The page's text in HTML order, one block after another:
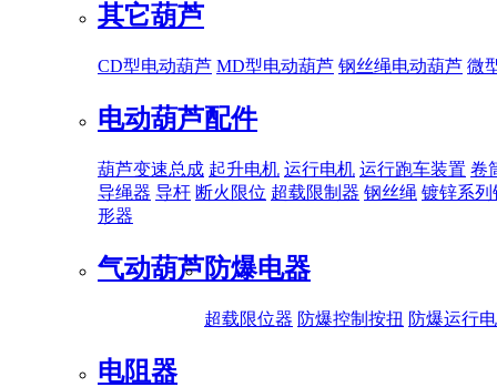
其它葫芦
CD型电动葫芦 MD型电动葫芦 钢丝绳电动葫芦 微
电动葫芦配件
葫芦变速总成 起升电机 运行电机 运行跑车装置 卷
导绳器 导杆 断火限位 超载限制器 钢丝绳 镀锌系列
形器
气动葫芦防爆电器
超载限位器 防爆控制按扭 防爆运行
电阻器